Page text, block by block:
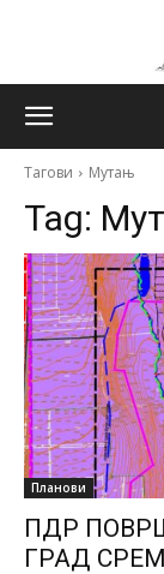
Тагови Мутањ
Tag:
Планови
ПДР
ГРАД